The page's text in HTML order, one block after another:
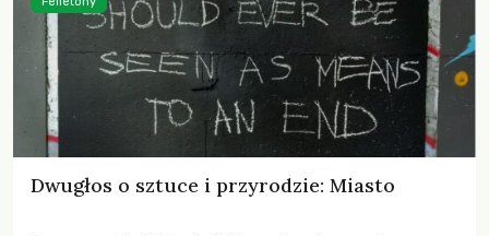
Dwugłos o sztuce i przyrodzie: Miasto